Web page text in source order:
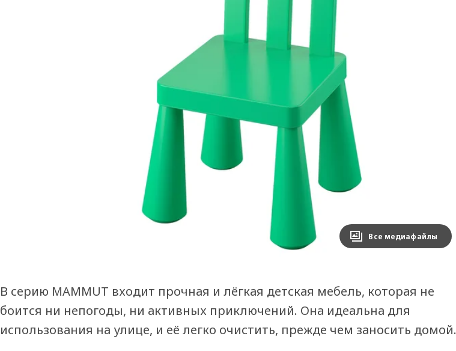
Image zoomed out, normal view
Все медиафайлы
В серию MAMMUT входит прочная и лёгкая детская мебель, которая не
боится ни непогоды, ни активных приключений. Она идеальна для
использования на улице, и её легко очистить, прежде чем заносить домой.